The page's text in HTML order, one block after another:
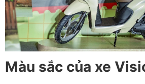
Màu sắc của xe